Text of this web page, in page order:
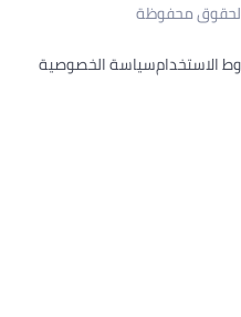
سياسة الخصوصية